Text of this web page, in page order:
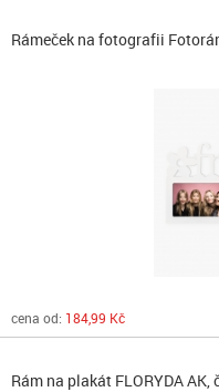
Rámeček na fotografii
cena od: 184,99 Kč
Rám na plakát FLORYDA AK,